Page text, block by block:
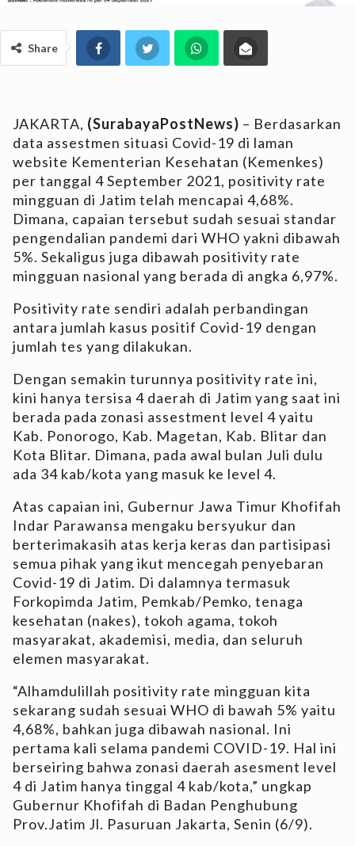
Share
JAKARTA, (SurabayaPostNews) – Berdasarkan
data assestmen situasi Covid-19 di laman
website Kementerian Kesehatan (Kemenkes)
per tanggal 4 September 2021, positivity rate
mingguan di Jatim telah mencapai 4,68%.
Dimana, capaian tersebut sudah sesuai standar
pengendalian pandemi dari WHO yakni dibawah
5%. Sekaligus juga dibawah positivity rate
mingguan nasional yang berada di angka 6,97%.
Positivity rate sendiri adalah perbandingan
antara jumlah kasus positif Covid-19 dengan
jumlah tes yang dilakukan.
Dengan semakin turunnya positivity rate ini,
kini hanya tersisa 4 daerah di Jatim yang saat ini
berada pada zonasi assestment level 4 yaitu
Kab. Ponorogo, Kab. Magetan, Kab. Blitar dan
Kota Blitar. Dimana, pada awal bulan Juli dulu
ada 34 kab/kota yang masuk ke level 4.
Atas capaian ini, Gubernur Jawa Timur Khofifah
Indar Parawansa mengaku bersyukur dan
berterimakasih atas kerja keras dan partisipasi
semua pihak yang ikut mencegah penyebaran
Covid-19 di Jatim. Di dalamnya termasuk
Forkopimda Jatim, Pemkab/Pemko, tenaga
kesehatan (nakes), tokoh agama, tokoh
masyarakat, akademisi, media, dan seluruh
elemen masyarakat.
“Alhamdulillah positivity rate mingguan kita
sekarang sudah sesuai WHO di bawah 5% yaitu
4,68%, bahkan juga dibawah nasional. Ini
pertama kali selama pandemi COVID-19. Hal ini
berseiring bahwa zonasi daerah asesment level
4 di Jatim hanya tinggal 4 kab/kota,” ungkap
Gubernur Khofifah di Badan Penghubung
Prov.Jatim Jl. Pasuruan Jakarta, Senin (6/9).